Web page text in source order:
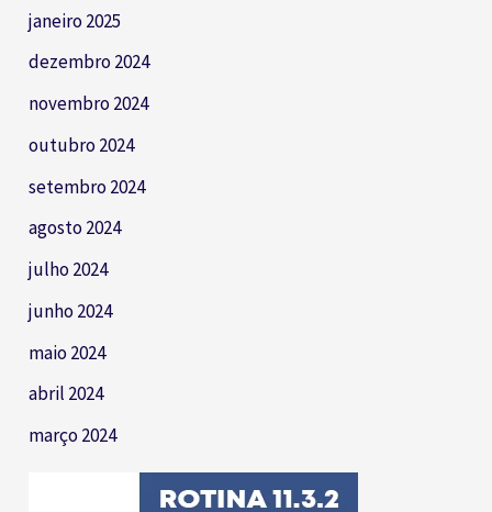
janeiro 2025
dezembro 2024
novembro 2024
outubro 2024
setembro 2024
agosto 2024
julho 2024
junho 2024
maio 2024
abril 2024
março 2024